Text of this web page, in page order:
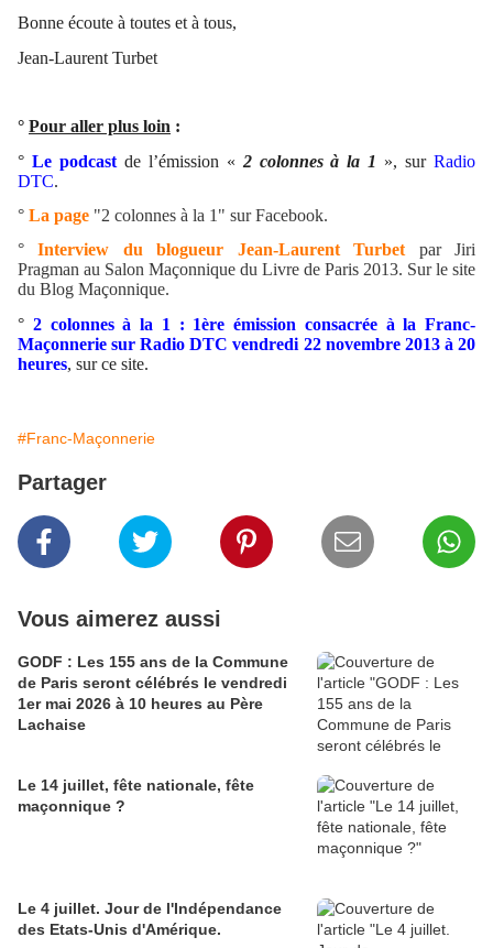
Bonne écoute à toutes et à tous,
Jean-Laurent Turbet
° Pour aller plus loin :
° Le podcastde l’émission « 2 colonnes à la 1 », surRadio
DTC.
° La page "2 colonnes à la 1" sur Facebook.
°Interview du blogueur Jean-Laurent Turbetpar Jiri
Pragman au Salon Maçonnique du Livre de Paris 2013. Sur le site
du Blog Maçonnique.
° 2 colonnes à la 1 : 1ère émission consacrée à la Franc-
Maçonnerie sur Radio DTC vendredi 22 novembre 2013 à 20
heures, sur ce site.
#Franc-Maçonnerie
Partager
Vous aimerez aussi
GODF : Les 155 ans de la Commune
de Paris seront célébrés le vendredi
1er mai 2026 à 10 heures au Père
Lachaise
Le 14 juillet, fête nationale, fête
maçonnique ?
Le 4 juillet. Jour de l'Indépendance
des Etats-Unis d'Amérique.